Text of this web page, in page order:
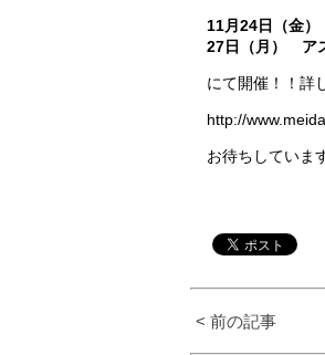
11月24日（金
27日（月） ア
にて開催！！詳
http://
お待ちしていま
< 前の記事